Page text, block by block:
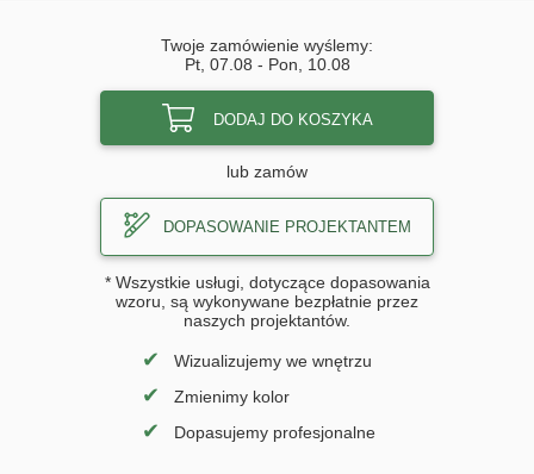
Twoje zamówienie wyślemy:
Pt, 07.08 - Pon, 10.08
DODAJ DO KOSZYKA
lub zamów
DOPASOWANIE PROJEKTANTEM
* Wszystkie usługi, dotyczące dopasowania
wzoru, są wykonywane bezpłatnie przez
naszych projektantów.
✔ Wizualizujemy we wnętrzu
✔ Zmienimy kolor
✔ Dopasujemy profesjonalne